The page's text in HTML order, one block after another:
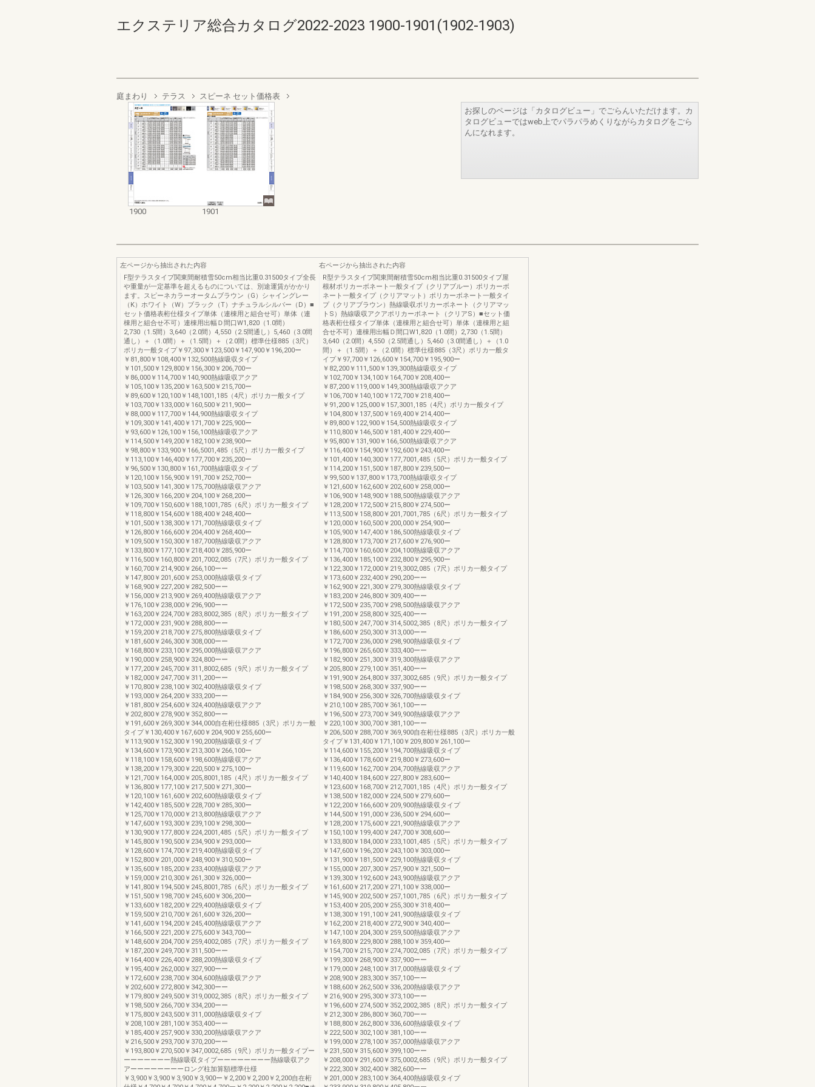
エクステリア総合カタログ2022-2023 1900-1901(1902-1903)
庭まわり テラス スピーネ セット価格表
1900 1901
お探しのページは「カタログビュー」でごらんいただけます。カ
タログビューではweb上でパラパラめくりながらカタログをごら
んになれます。
左ページから抽出された内容
F型テラスタイプ関東間耐積雪50cm相当比重0.31500タイプ全長
や重量が一定基準を超えるものについては、別途運賃がかかり
ます。スピーネカラーオータムブラウン（G）シャイングレー
（K）ホワイト（W）ブラック（T）ナチュラルシルバー（D）■
セット価格表桁仕様タイプ単体（連棟用と組合せ可）単体（連
棟用と組合せ不可）連棟用出幅Ｄ間口W1,820（1.0間）
2,730（1.5間）3,640（2.0間）4,550（2.5間通し）5,460（3.0間
通し）＋（1.0間）＋（1.5間）＋（2.0間）標準仕様885（3尺）
ポリカ一般タイプ￥97,300￥123,500￥147,900￥196,200ー
￥81,800￥108,400￥132,500熱線吸収タイプ
￥101,500￥129,800￥156,300￥206,700ー
￥86,000￥114,700￥140,900熱線吸収アクア
￥105,100￥135,200￥163,500￥215,700ー
￥89,600￥120,100￥148,1001,185（4尺）ポリカ一般タイプ
￥103,700￥133,000￥160,500￥211,900ー
￥88,000￥117,700￥144,900熱線吸収タイプ
￥109,300￥141,400￥171,700￥225,900ー
￥93,600￥126,100￥156,100熱線吸収アクア
￥114,500￥149,200￥182,100￥238,900ー
￥98,800￥133,900￥166,5001,485（5尺）ポリカ一般タイプ
￥113,100￥146,400￥177,700￥235,200ー
￥96,500￥130,800￥161,700熱線吸収タイプ
￥120,100￥156,900￥191,700￥252,700ー
￥103,500￥141,300￥175,700熱線吸収アクア
￥126,300￥166,200￥204,100￥268,200ー
￥109,700￥150,600￥188,1001,785（6尺）ポリカ一般タイプ
￥118,800￥154,600￥188,400￥248,400ー
￥101,500￥138,300￥171,700熱線吸収タイプ
￥126,800￥166,600￥204,400￥268,400ー
￥109,500￥150,300￥187,700熱線吸収アクア
￥133,800￥177,100￥218,400￥285,900ー
￥116,500￥160,800￥201,7002,085（7尺）ポリカ一般タイプ
￥160,700￥214,900￥266,100ーー
￥147,800￥201,600￥253,000熱線吸収タイプ
￥168,900￥227,200￥282,500ーー
￥156,000￥213,900￥269,400熱線吸収アクア
￥176,100￥238,000￥296,900ーー
￥163,200￥224,700￥283,8002,385（8尺）ポリカ一般タイプ
￥172,000￥231,900￥288,800ーー
￥159,200￥218,700￥275,800熱線吸収タイプ
￥181,600￥246,300￥308,000ーー
￥168,800￥233,100￥295,000熱線吸収アクア
￥190,000￥258,900￥324,800ーー
￥177,200￥245,700￥311,8002,685（9尺）ポリカ一般タイプ
￥182,000￥247,700￥311,200ーー
￥170,800￥238,100￥302,400熱線吸収タイプ
￥193,000￥264,200￥333,200ーー
￥181,800￥254,600￥324,400熱線吸収アクア
￥202,800￥278,900￥352,800ーー
￥191,600￥269,300￥344,000自在桁仕様885（3尺）ポリカ一般
タイプ￥130,400￥167,600￥204,900￥255,600ー
￥113,900￥152,300￥190,200熱線吸収タイプ
￥134,600￥173,900￥213,300￥266,100ー
￥118,100￥158,600￥198,600熱線吸収アクア
￥138,200￥179,300￥220,500￥275,100ー
￥121,700￥164,000￥205,8001,185（4尺）ポリカ一般タイプ
￥136,800￥177,100￥217,500￥271,300ー
￥120,100￥161,600￥202,600熱線吸収タイプ
￥142,400￥185,500￥228,700￥285,300ー
￥125,700￥170,000￥213,800熱線吸収アクア
￥147,600￥193,300￥239,100￥298,300ー
￥130,900￥177,800￥224,2001,485（5尺）ポリカ一般タイプ
￥145,800￥190,500￥234,900￥293,000ー
￥128,600￥174,700￥219,400熱線吸収タイプ
￥152,800￥201,000￥248,900￥310,500ー
￥135,600￥185,200￥233,400熱線吸収アクア
￥159,000￥210,300￥261,300￥326,000ー
￥141,800￥194,500￥245,8001,785（6尺）ポリカ一般タイプ
￥151,500￥198,700￥245,600￥306,200ー
￥133,600￥182,200￥229,400熱線吸収タイプ
￥159,500￥210,700￥261,600￥326,200ー
￥141,600￥194,200￥245,400熱線吸収アクア
￥166,500￥221,200￥275,600￥343,700ー
￥148,600￥204,700￥259,4002,085（7尺）ポリカ一般タイプ
￥187,200￥249,700￥311,500ーー
￥164,400￥226,400￥288,200熱線吸収タイプ
￥195,400￥262,000￥327,900ーー
￥172,600￥238,700￥304,600熱線吸収アクア
￥202,600￥272,800￥342,300ーー
￥179,800￥249,500￥319,0002,385（8尺）ポリカ一般タイプ
￥198,500￥266,700￥334,200ーー
￥175,800￥243,500￥311,000熱線吸収タイプ
￥208,100￥281,100￥353,400ーー
￥185,400￥257,900￥330,200熱線吸収アクア
￥216,500￥293,700￥370,200ーー
￥193,800￥270,500￥347,0002,685（9尺）ポリカ一般タイプー
ーーーーーーー熱線吸収タイプーーーーーーーー熱線吸収アク
アーーーーーーーーロング柱加算額標準仕様
￥3,900￥3,900￥3,900￥3,900ー￥2,200￥2,200￥2,200自在桁
右ページから抽出された内容
R型テラスタイプ関東間耐積雪50cm相当比重0.31500タイプ屋
根材ポリカーボネート一般タイプ（クリアブルー）ポリカーボ
ネート一般タイプ（クリアマット）ポリカーボネート一般タイ
プ（クリアブラウン）熱線吸収ポリカーボネート（クリアマッ
トS）熱線吸収アクアポリカーボネート（クリアS）■セット価
格表桁仕様タイプ単体（連棟用と組合せ可）単体（連棟用と組
合せ不可）連棟用出幅Ｄ間口W1,820（1.0間）2,730（1.5間）
3,640（2.0間）4,550（2.5間通し）5,460（3.0間通し）＋（1.0
間）＋（1.5間）＋（2.0間）標準仕様885（3尺）ポリカ一般タ
イプ￥97,700￥126,600￥154,700￥195,900ー
￥82,200￥111,500￥139,300熱線吸収タイプ
￥102,700￥134,100￥164,700￥208,400ー
￥87,200￥119,000￥149,300熱線吸収アクア
￥106,700￥140,100￥172,700￥218,400ー
￥91,200￥125,000￥157,3001,185（4尺）ポリカ一般タイプ
￥104,800￥137,500￥169,400￥214,400ー
￥89,800￥122,900￥154,500熱線吸収タイプ
￥110,800￥146,500￥181,400￥229,400ー
￥95,800￥131,900￥166,500熱線吸収アクア
￥116,400￥154,900￥192,600￥243,400ー
￥101,400￥140,300￥177,7001,485（5尺）ポリカ一般タイプ
￥114,200￥151,500￥187,800￥239,500ー
￥99,500￥137,800￥173,700熱線吸収タイプ
￥121,600￥162,600￥202,600￥258,000ー
￥106,900￥148,900￥188,500熱線吸収アクア
￥128,200￥172,500￥215,800￥274,500ー
￥113,500￥158,800￥201,7001,785（6尺）ポリカ一般タイプ
￥120,000￥160,500￥200,000￥254,900ー
￥105,900￥147,400￥186,500熱線吸収タイプ
￥128,800￥173,700￥217,600￥276,900ー
￥114,700￥160,600￥204,100熱線吸収アクア
￥136,400￥185,100￥232,800￥295,900ー
￥122,300￥172,000￥219,3002,085（7尺）ポリカ一般タイプ
￥173,600￥232,400￥290,200ーー
￥162,900￥221,300￥279,300熱線吸収タイプ
￥183,200￥246,800￥309,400ーー
￥172,500￥235,700￥298,500熱線吸収アクア
￥191,200￥258,800￥325,400ーー
￥180,500￥247,700￥314,5002,385（8尺）ポリカ一般タイプ
￥186,600￥250,300￥313,000ーー
￥172,700￥236,000￥298,900熱線吸収タイプ
￥196,800￥265,600￥333,400ーー
￥182,900￥251,300￥319,300熱線吸収アクア
￥205,800￥279,100￥351,400ーー
￥191,900￥264,800￥337,3002,685（9尺）ポリカ一般タイプ
￥198,500￥268,300￥337,900ーー
￥184,900￥256,300￥326,700熱線吸収タイプ
￥210,100￥285,700￥361,100ーー
￥196,500￥273,700￥349,900熱線吸収アクア
￥220,100￥300,700￥381,100ーー
￥206,500￥288,700￥369,900自在桁仕様885（3尺）ポリカ一般
タイプ￥131,400￥171,100￥209,800￥261,100ー
￥114,600￥155,200￥194,700熱線吸収タイプ
￥136,400￥178,600￥219,800￥273,600ー
￥119,600￥162,700￥204,700熱線吸収アクア
￥140,400￥184,600￥227,800￥283,600ー
￥123,600￥168,700￥212,7001,185（4尺）ポリカ一般タイプ
￥138,500￥182,000￥224,500￥279,600ー
￥122,200￥166,600￥209,900熱線吸収タイプ
￥144,500￥191,000￥236,500￥294,600ー
￥128,200￥175,600￥221,900熱線吸収アクア
￥150,100￥199,400￥247,700￥308,600ー
￥133,800￥184,000￥233,1001,485（5尺）ポリカ一般タイプ
￥147,600￥196,200￥243,100￥303,000ー
￥131,900￥181,500￥229,100熱線吸収タイプ
￥155,000￥207,300￥257,900￥321,500ー
￥139,300￥192,600￥243,900熱線吸収アクア
￥161,600￥217,200￥271,100￥338,000ー
￥145,900￥202,500￥257,1001,785（6尺）ポリカ一般タイプ
￥153,400￥205,200￥255,300￥318,400ー
￥138,300￥191,100￥241,900熱線吸収タイプ
￥162,200￥218,400￥272,900￥340,400ー
￥147,100￥204,300￥259,500熱線吸収アクア
￥169,800￥229,800￥288,100￥359,400ー
￥154,700￥215,700￥274,7002,085（7尺）ポリカ一般タイプ
￥199,300￥268,900￥337,900ーー
￥179,000￥248,100￥317,000熱線吸収タイプ
￥208,900￥283,300￥357,100ーー
￥188,600￥262,500￥336,200熱線吸収アクア
￥216,900￥295,300￥373,100ーー
￥196,600￥274,500￥352,2002,385（8尺）ポリカ一般タイプ
￥212,300￥286,800￥360,700ーー
￥188,800￥262,800￥336,600熱線吸収タイプ
￥222,500￥302,100￥381,100ーー
￥199,000￥278,100￥357,000熱線吸収アクア
￥231,500￥315,600￥399,100ーー
￥208,000￥291,600￥375,0002,685（9尺）ポリカ一般タイプ
￥222,300￥302,400￥382,600ーー
￥201,000￥283,100￥364,400熱線吸収タイプ